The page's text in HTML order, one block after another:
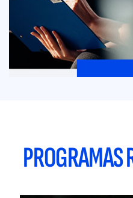
PROGRAMAS